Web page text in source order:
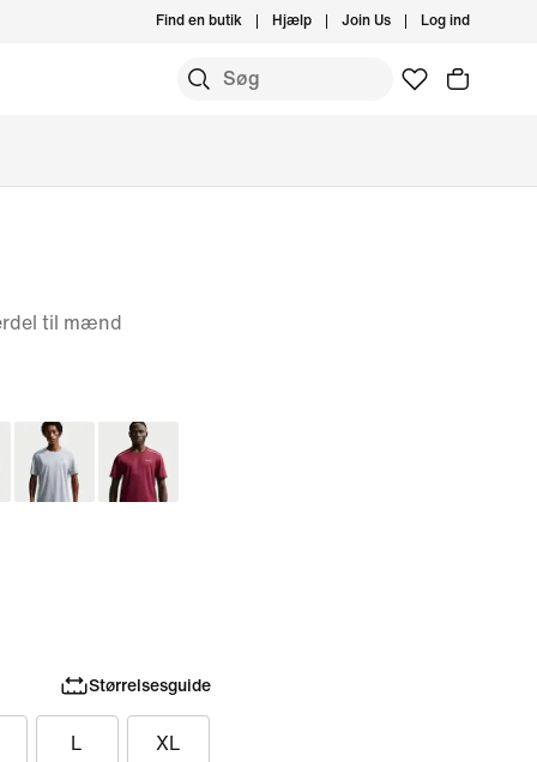
Find en butik Hjælp Join Us Log ind
til mænd
Størrelsesguide
L XL